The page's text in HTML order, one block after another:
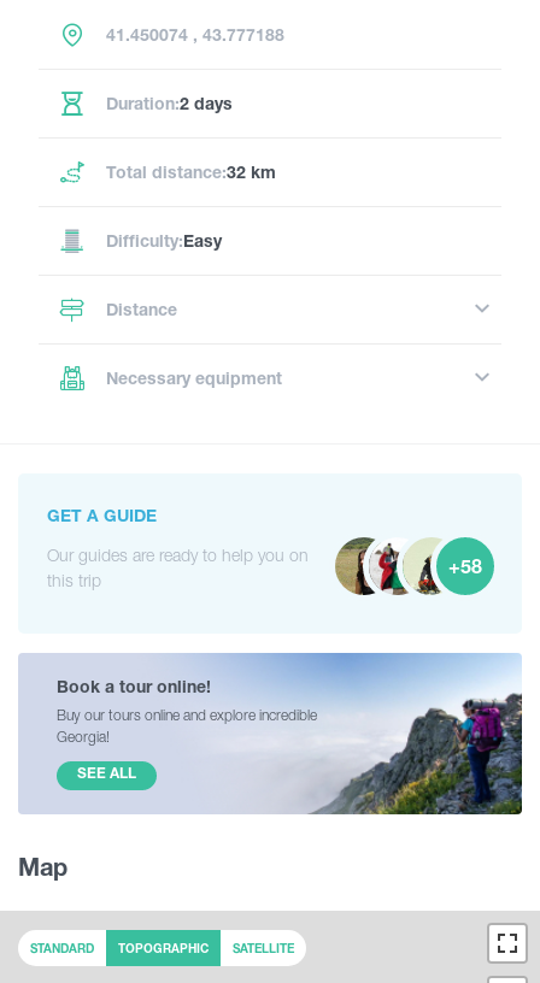
41.450074 , 43.777188
Duration:2 days
Total distance:32 km
Difficulty:Easy
Distance
Necessary equipment
GET A GUIDE
Our guides are ready to help you on
this trip
+58
Book a tour online!
Buy our tours online and explore incredible
Georgia!
SEE ALL
Map
STANDARD TOPOGRAPHIC SATELLITE